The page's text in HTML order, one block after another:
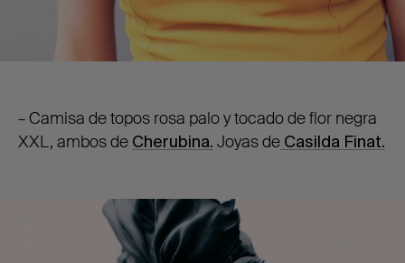
– Camisa de topos rosa palo y tocado de flor negra
XXL, ambos de Cherubina. Joyas de Casilda Finat.